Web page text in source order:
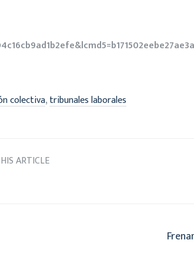
colectiva,tribunales laborales
ARTICLE